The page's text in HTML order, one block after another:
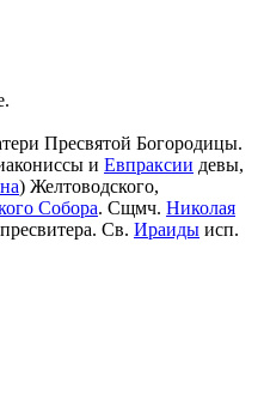
Пресвятой Богородицы.
и Евпраксии девы,
) Желтоводского,
Собора. Сщмч. Николая
пресвитера. Св. Ираиды исп.